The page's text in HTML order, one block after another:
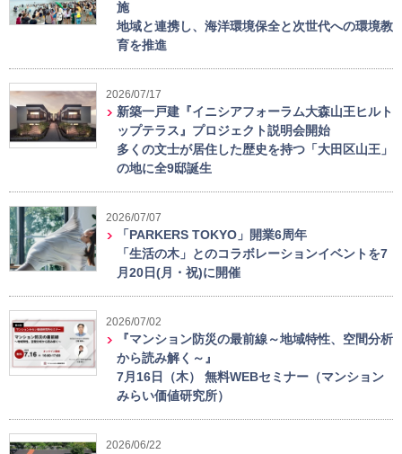
施
地域と連携し、海洋環境保全と次世代への環境教
育を推進
2026/07/17
新築一戸建『イニシアフォーラム大森山王ヒルト
ップテラス』プロジェクト説明会開始
多くの文士が居住した歴史を持つ「大田区山王」
の地に全9邸誕生
2026/07/07
「PARKERS TOKYO」開業6周年
「生活の木」とのコラボレーションイベントを7
月20日(月・祝)に開催
2026/07/02
『マンション防災の最前線～地域特性、空間分析
から読み解く～』
7月16日（木） 無料WEBセミナー（マンション
みらい価値研究所）
2026/06/22